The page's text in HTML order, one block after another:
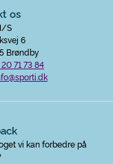
os
S
6
Brøndby
20 71 73 84
vi kan forbedre på